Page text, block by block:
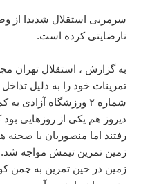
سرمربی استقلال شدیدا از
نارضایتی کرده است.
به گزارش ، استقلال تهران
تمرینات خود را به دلیل
شماره ۲ ورزشگاه
دیروز هم یکی از روزهایی
رفتند اما منصوریان با
زمین تمرین تیمش مواجه
زمین در حین تمرین به چمن